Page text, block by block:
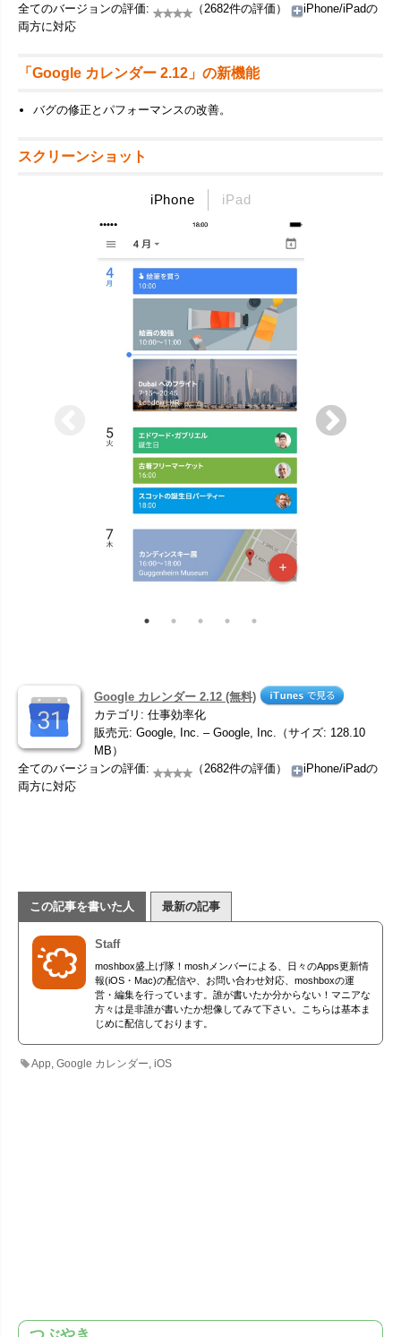
全てのバージョンの評価:
（2682件の評価）
iPhone/iPadの
両方に対応
「Google カレンダー 2.12」の新機能
バグの修正とパフォーマンスの改善。
スクリーンショット
iPhone iPad
Google カレンダー 2.12 (無料)
カテゴリ: 仕事効率化
販売元: Google, Inc. – Google, Inc.（サイズ: 128.10
MB）
全てのバージョンの評価:
（2682件の評価）
iPhone/iPadの
両方に対応
この記事を書いた人 最新の記事
Staff
moshbox盛上げ隊！moshメンバーによる、日々のApps更新情
報(iOS・Mac)の配信や、お問い合わせ対応、moshboxの運
営・編集を行っています。誰が書いたか分からない！マニアな
方々は是非誰が書いたか想像してみて下さい。こちらは基本ま
じめに配信しております。
App,Google カレンダー,iOS